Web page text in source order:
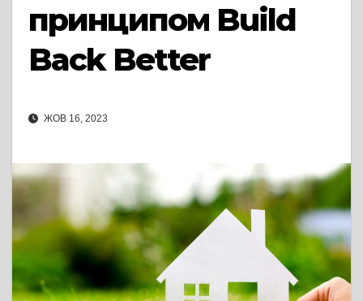
принципом Build
Back Better
ЖОВ 16, 2023